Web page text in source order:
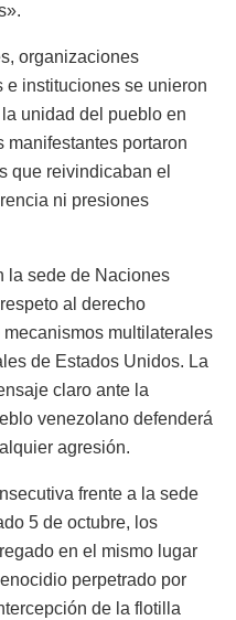
organizaciones
e instituciones se unieron
unidad del pueblo en
manifestantes portaron
que reivindicaban el
ni presiones
la sede de Naciones
al derecho
multilaterales
de Estados Unidos. La
claro ante la
venezolano defenderá
agresión.
frente a la sede
5 de octubre, los
en el mismo lugar
perpetrado por
de la flotilla